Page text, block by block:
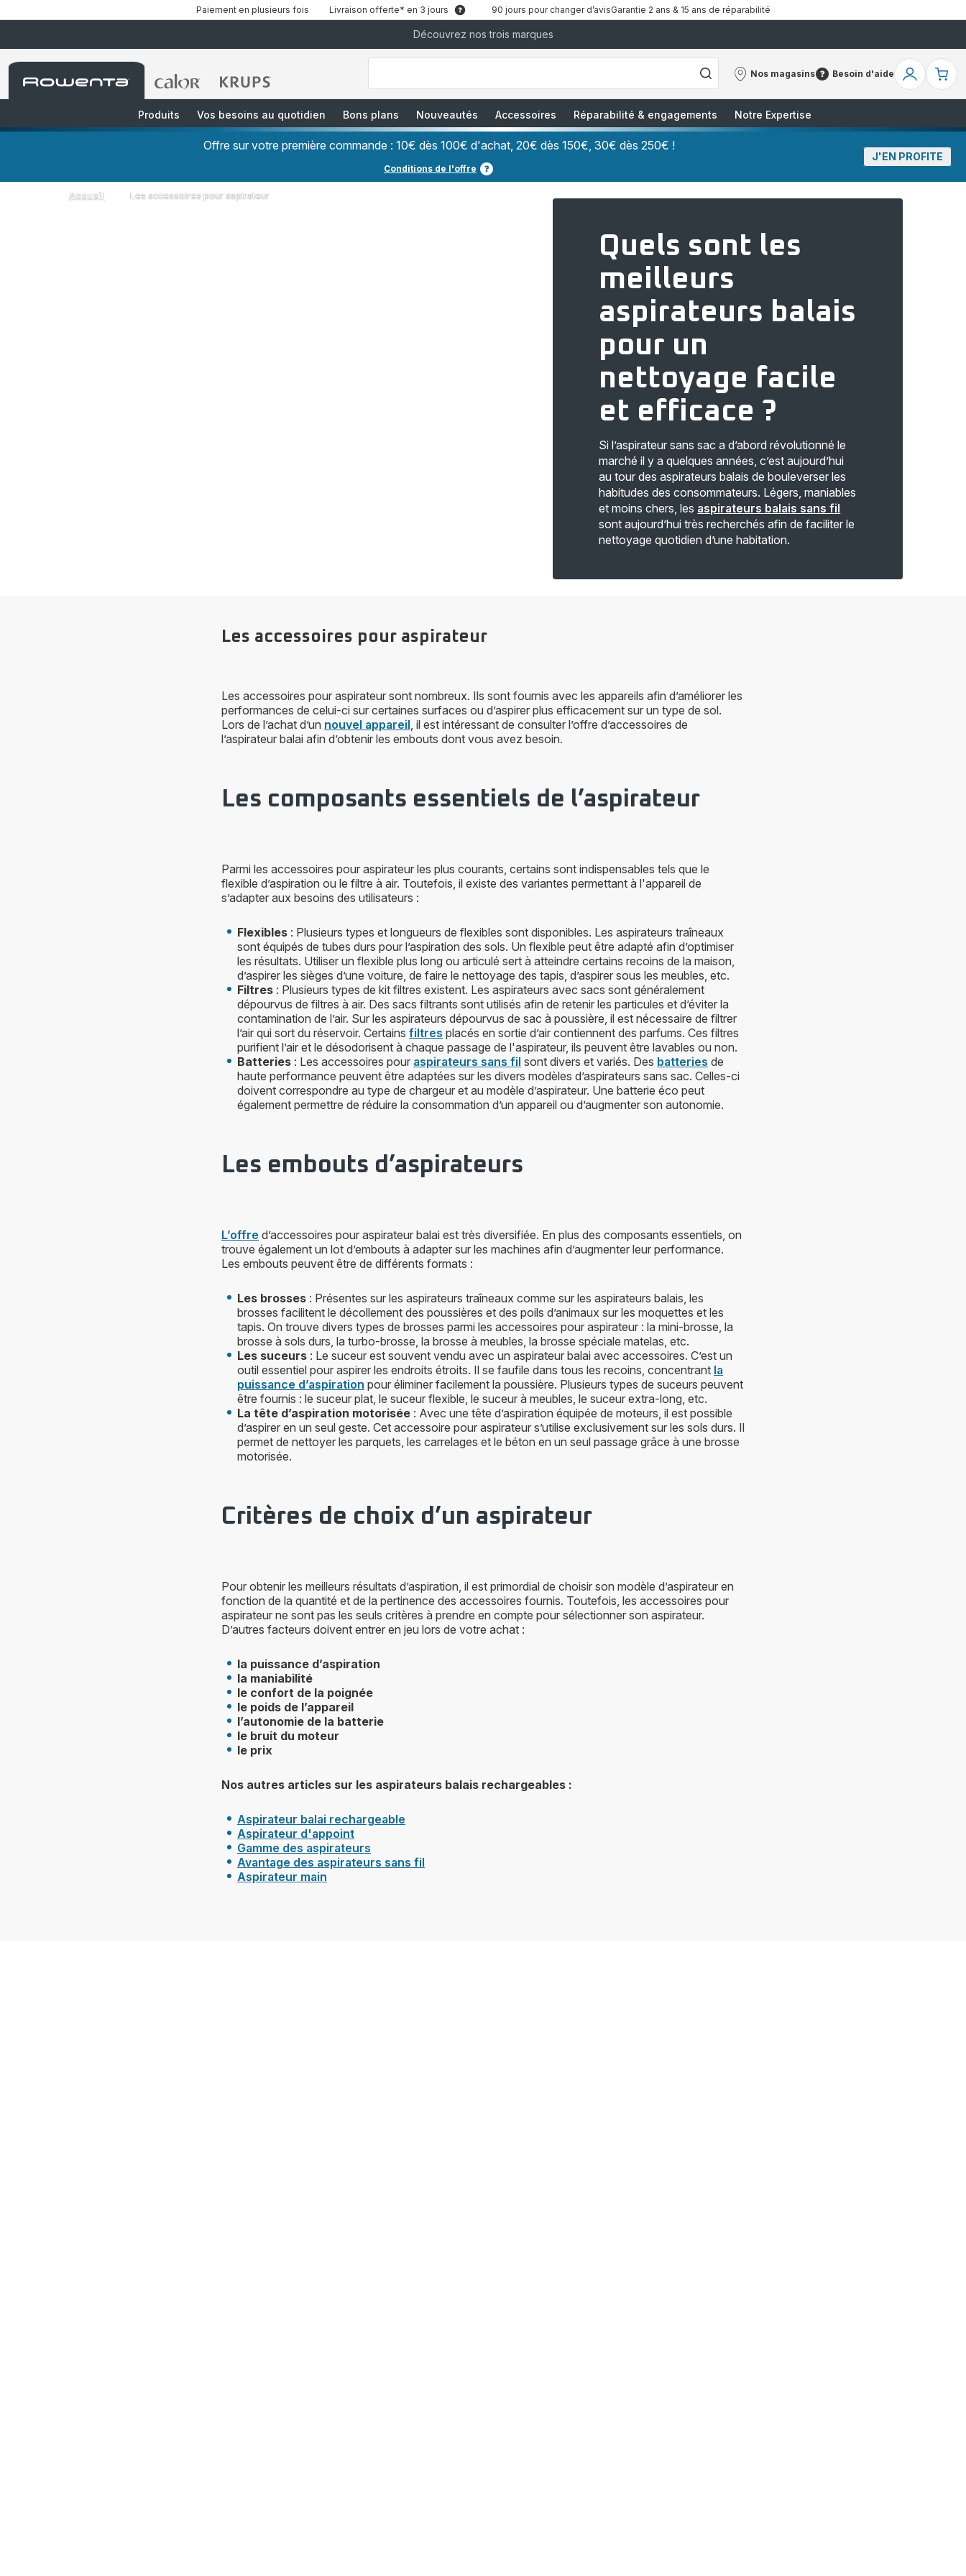
Paiement en plusieurs fois Livraison offerte* en 3 jours 90 jours pour changer d’avisGarantie 2 ans & 15 ans de réparabilité
Découvrez nos trois marques
Accueil
Rowenta
Accueil
Accueil
["Que
recherchez-
Café
Grains","Centrales
Vapeurs","Sèche
Nos magasins
Nos
Besoin d'aide
Besoin
Mon
Produits
Vos besoins au quotidien Bons plans Nouveautés Accessoires Réparabilité & engagements Notre Expertise
Offre sur votre première commande : 10€ dès 100€ d'achat, 20€ dès 150€, 30€ dès 250€ !
Conditions de l'offre
J'EN PROFITE
Accueil Les accessoires pour aspirateur
Quels sont les
meilleurs
aspirateurs balais
pour un
nettoyage facile
et efficace ?
Si l’aspirateur sans sac a d’abord révolutionné le
marché il y a quelques années, c’est aujourd’hui
au tour des aspirateurs balais de bouleverser les
habitudes des consommateurs. Légers, maniables
et moins chers, les aspirateurs balais sans fil
sont aujourd’hui très recherchés afin de faciliter le
nettoyage quotidien d’une habitation.
Les accessoires pour aspirateur
Les accessoires pour aspirateur sont nombreux. Ils sont fournis avec les appareils afin d’améliorer les
performances de celui-ci sur certaines surfaces ou d’aspirer plus efficacement sur un type de sol.
Lors de l’achat d’un nouvel appareil, il est intéressant de consulter l’offre d’accessoires de
l’aspirateur balai afin d’obtenir les embouts dont vous avez besoin.
Les composants essentiels de l’aspirateur
Parmi les accessoires pour aspirateur les plus courants, certains sont indispensables tels que le
flexible d’aspiration ou le filtre à air. Toutefois, il existe des variantes permettant à l'appareil de
s’adapter aux besoins des utilisateurs :
Flexibles : Plusieurs types et longueurs de flexibles sont disponibles. Les aspirateurs traîneaux
sont équipés de tubes durs pour l’aspiration des sols. Un flexible peut être adapté afin d’optimiser
les résultats. Utiliser un flexible plus long ou articulé sert à atteindre certains recoins de la maison,
d’aspirer les sièges d’une voiture, de faire le nettoyage des tapis, d’aspirer sous les meubles, etc.
Filtres : Plusieurs types de kit filtres existent. Les aspirateurs avec sacs sont généralement
dépourvus de filtres à air. Des sacs filtrants sont utilisés afin de retenir les particules et d’éviter la
contamination de l’air. Sur les aspirateurs dépourvus de sac à poussière, il est nécessaire de filtrer
l’air qui sort du réservoir. Certains filtres placés en sortie d’air contiennent des parfums. Ces filtres
purifient l’air et le désodorisent à chaque passage de l'aspirateur, ils peuvent être lavables ou non.
Batteries : Les accessoires pour aspirateurs sans fil sont divers et variés. Des batteries de
haute performance peuvent être adaptées sur les divers modèles d’aspirateurs sans sac. Celles-ci
doivent correspondre au type de chargeur et au modèle d’aspirateur. Une batterie éco peut
également permettre de réduire la consommation d’un appareil ou d’augmenter son autonomie.
Les embouts d’aspirateurs
L’offre d’accessoires pour aspirateur balai est très diversifiée. En plus des composants essentiels, on
trouve également un lot d’embouts à adapter sur les machines afin d’augmenter leur performance.
Les embouts peuvent être de différents formats :
Les brosses : Présentes sur les aspirateurs traîneaux comme sur les aspirateurs balais, les
brosses facilitent le décollement des poussières et des poils d’animaux sur les moquettes et les
tapis. On trouve divers types de brosses parmi les accessoires pour aspirateur : la mini-brosse, la
brosse à sols durs, la turbo-brosse, la brosse à meubles, la brosse spéciale matelas, etc.
Les suceurs : Le suceur est souvent vendu avec un aspirateur balai avec accessoires. C’est un
outil essentiel pour aspirer les endroits étroits. Il se faufile dans tous les recoins, concentrant la
puissance d’aspiration pour éliminer facilement la poussière. Plusieurs types de suceurs peuvent
être fournis : le suceur plat, le suceur flexible, le suceur à meubles, le suceur extra-long, etc.
La tête d’aspiration motorisée : Avec une tête d’aspiration équipée de moteurs, il est possible
d’aspirer en un seul geste. Cet accessoire pour aspirateur s’utilise exclusivement sur les sols durs. Il
permet de nettoyer les parquets, les carrelages et le béton en un seul passage grâce à une brosse
motorisée.
Critères de choix d’un aspirateur
Pour obtenir les meilleurs résultats d’aspiration, il est primordial de choisir son modèle d’aspirateur en
fonction de la quantité et de la pertinence des accessoires fournis. Toutefois, les accessoires pour
aspirateur ne sont pas les seuls critères à prendre en compte pour sélectionner son aspirateur.
D’autres facteurs doivent entrer en jeu lors de votre achat :
la puissance d’aspiration
la maniabilité
le confort de la poignée
le poids de l’appareil
l’autonomie de la batterie
le bruit du moteur
le prix
Nos autres articles sur les aspirateurs balais rechargeables :
Aspirateur balai rechargeable
Aspirateur d'appoint
Gamme des aspirateurs
Avantage des aspirateurs sans fil
Aspirateur main